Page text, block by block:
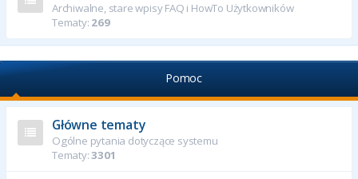
Archiwalne, stare wpisy FAQ i HowTo Użytkowników
Tematy: 269
Pomoc
Główne tematy
Ogólne pytania dotyczące systemu
Tematy:3301